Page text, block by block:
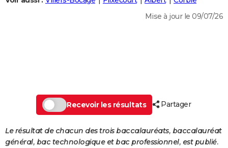
DICTIONNAIRE
Dictionnaire
Biographies
Expressions
Proverbes
PROGRAMME TV
COPAINS D'AVANT
Mise à jour le 09/07/26
Recevoir les résultats Partager
Le résultat de chacun des trois baccalauréats, baccalauréat
général, bac technologique et bac professionnel, est publié.